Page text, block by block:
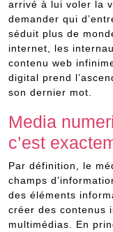
arrivé à lui voler la
demander qui
séduit plus de
internet, les
contenu web
digital prend
son dernier mot.
Media
c’est
Par définition, le
champs
des éléments
créer des contenus
multimédias. En